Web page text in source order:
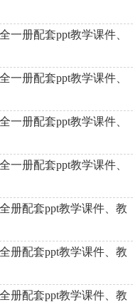
一册配套ppt教学课件、
一册配套ppt教学课件、
一册配套ppt教学课件、
一册配套ppt教学课件、
册配套ppt教学课件、教
册配套ppt教学课件、教
册配套ppt教学课件、教